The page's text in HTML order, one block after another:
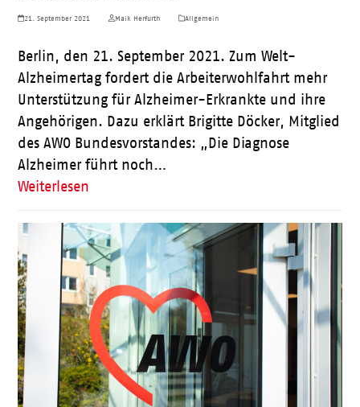
21. September 2021 Maik Herfurth Allgemein
Berlin, den 21. September 2021. Zum Welt-
Alzheimertag fordert die Arbeiterwohlfahrt mehr
Unterstützung für Alzheimer-Erkrankte und ihre
Angehörigen. Dazu erklärt Brigitte Döcker, Mitglied
des AWO Bundesvorstandes: „Die Diagnose
Alzheimer führt noch…
Weiterlesen